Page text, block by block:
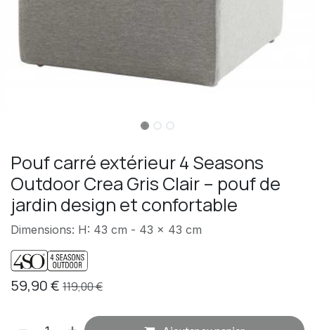
Pouf carré extérieur 4 Seasons
Outdoor Crea Gris Clair – pouf de
jardin design et confortable
Dimensions: H: 43 cm - 43 x 43 cm
59,90€ 119,00€